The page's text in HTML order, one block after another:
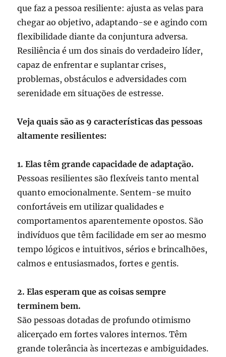
que faz a pessoa resiliente: ajusta as velas para
chegar ao objetivo, adaptando-se e agindo com
flexibilidade diante da conjuntura adversa.
Resiliência é um dos sinais do verdadeiro líder,
capaz de enfrentar e suplantar crises,
problemas, obstáculos e adversidades com
serenidade em situações de estresse.
Veja quais são as 9 características das pessoas
altamente resilientes:
1. Elas têm grande capacidade de adaptação.
Pessoas resilientes são flexíveis tanto mental
quanto emocionalmente. Sentem-se muito
confortáveis em utilizar qualidades e
comportamentos aparentemente opostos. São
indivíduos que têm facilidade em ser ao mesmo
tempo lógicos e intuitivos, sérios e brincalhões,
calmos e entusiasmados, fortes e gentis.
2. Elas esperam que as coisas sempre
terminem bem.
São pessoas dotadas de profundo otimismo
alicerçado em fortes valores internos. Têm
grande tolerância às incertezas e ambiguidades.